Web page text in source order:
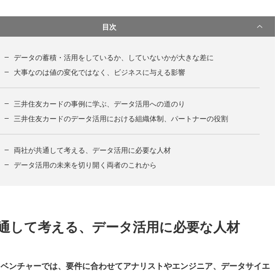
目次
データの蓄積・活用をしているか、していないかが大きな差に
大事なのは値の変化ではなく、ビジネスに与える影響
三井住友カードの事例に学ぶ、データ活用への道のり
三井住友カードのデータ活用における組織体制、パートナーの役割
両社が共通して考える、データ活用に必要な人材
データ活用の未来を切り開く両者のこれから
して考える、データ活用に必要な人材
チャーでは、要件に合わせてアナリストやエンジニア、データサイエ